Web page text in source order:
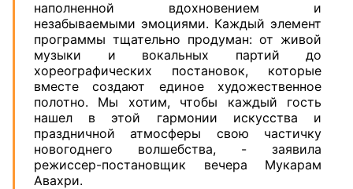
наполненной вдохновением и
незабываемыми эмоциями. Каждый элемент
программы тщательно продуман: от живой
музыки и вокальных партий до
хореографических постановок, которые
вместе создают единое художественное
полотно. Мы хотим, чтобы каждый гость
нашел в этой гармонии искусства и
праздничной атмосферы свою частичку
новогоднего волшебства, - заявила
режиссер-постановщик вечера Мукарам
Авахри.